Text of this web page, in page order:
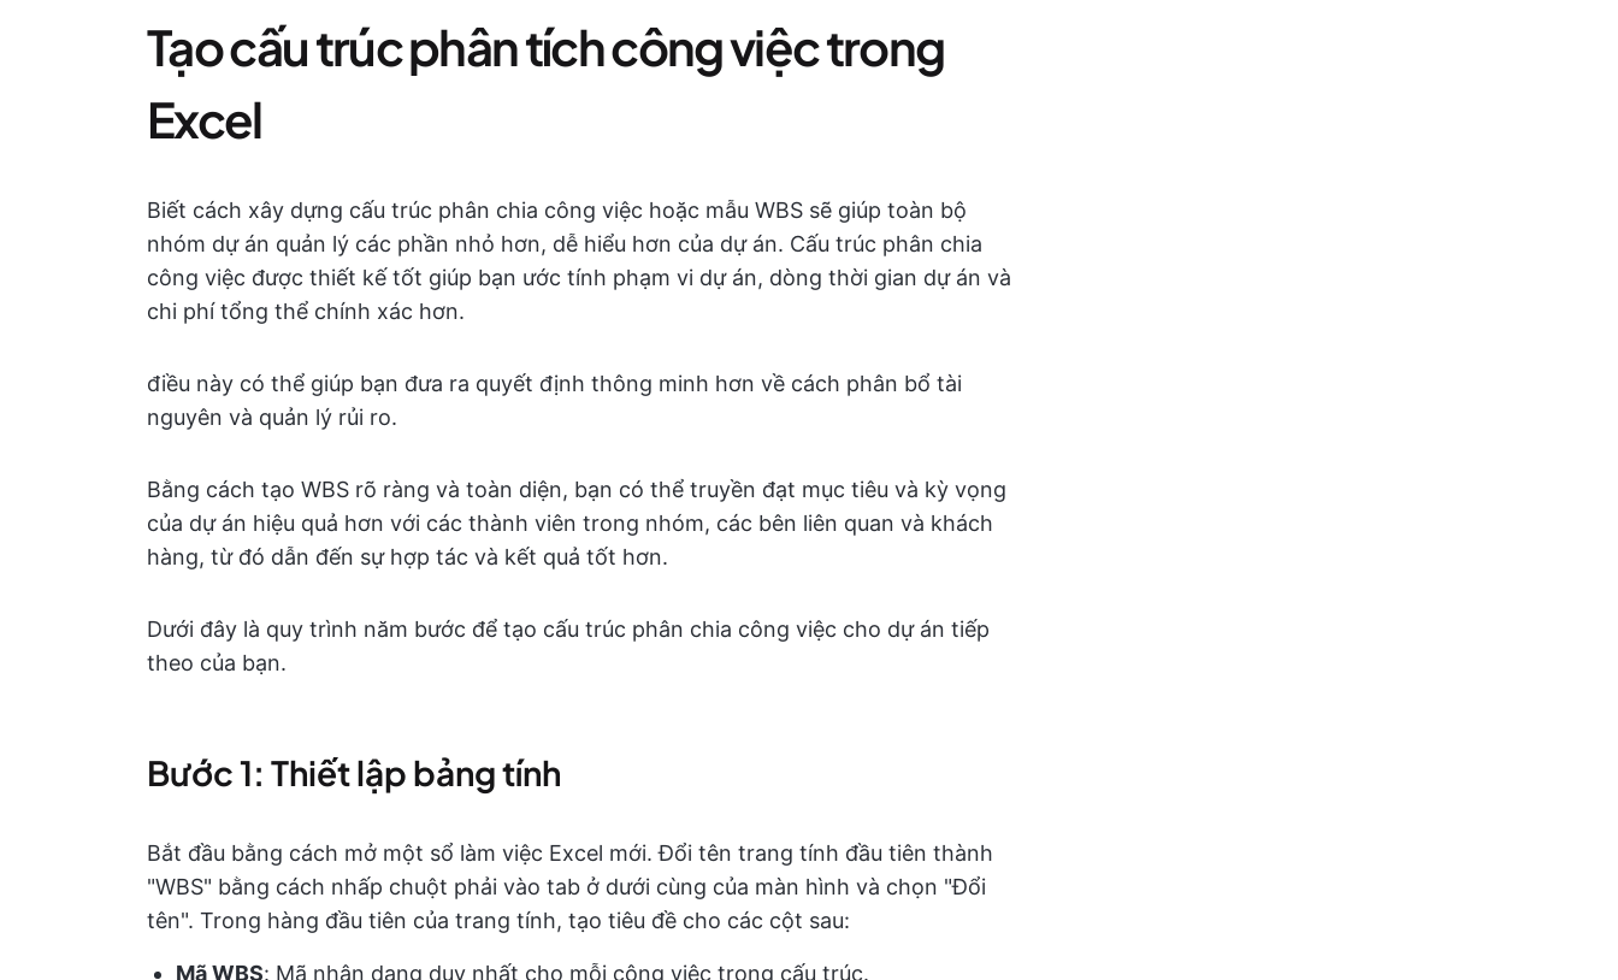
Tạo cấu trúc phân tích công việc trong
Excel
Biết cách xây dựng cấu trúc phân chia công việc hoặc mẫu WBS sẽ giúp toàn bộ
nhóm dự án quản lý các phần nhỏ hơn, dễ hiểu hơn của dự án. Cấu trúc phân chia
công việc được thiết kế tốt giúp bạn ước tính phạm vi dự án, dòng thời gian dự án và
chi phí tổng thể chính xác hơn.
điều này có thể giúp bạn đưa ra quyết định thông minh hơn về cách phân bổ tài
nguyên và quản lý rủi ro.
Bằng cách tạo WBS rõ ràng và toàn diện, bạn có thể truyền đạt mục tiêu và kỳ vọng
của dự án hiệu quả hơn với các thành viên trong nhóm, các bên liên quan và khách
hàng, từ đó dẫn đến sự hợp tác và kết quả tốt hơn.
Dưới đây là quy trình năm bước để tạo cấu trúc phân chia công việc cho dự án tiếp
theo của bạn.
Bước 1: Thiết lập bảng tính
Bắt đầu bằng cách mở một sổ làm việc Excel mới. Đổi tên trang tính đầu tiên thành
"WBS" bằng cách nhấp chuột phải vào tab ở dưới cùng của màn hình và chọn "Đổi
tên". Trong hàng đầu tiên của trang tính, tạo tiêu đề cho các cột sau:
Mã WBS: Mã nhận dạng duy nhất cho mỗi công việc trong cấu trúc.